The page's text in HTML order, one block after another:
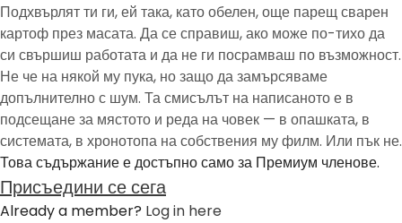
Подхвърлят ти ги, ей така, като обелен, още парещ сварен
картоф през масата. Да се справиш, ако може по-тихо да
си свършиш работата и да не ги посрамваш по възможност.
Не че на някой му пука, но защо да замърсяваме
допълнително с шум. Та смисълът на написаното е в
подсещане за мястото и реда на човек — в опашката, в
системата, в хронотопа на собствения му филм. Или пък не.
Това съдържание е достъпно само за Премиум членове.
Присъедини се сега
Already a member? Log in here